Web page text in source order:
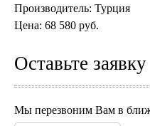
Пледы и покрывала
Подушки
Салфетницы
Сундуки
Шерстяные
Производитель: Турция
Цена: 68 580 руб.
Оставьте заявку
Мы перезвоним Вам в